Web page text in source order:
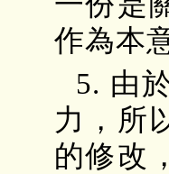
作為本
5. 由
力，所
的修改